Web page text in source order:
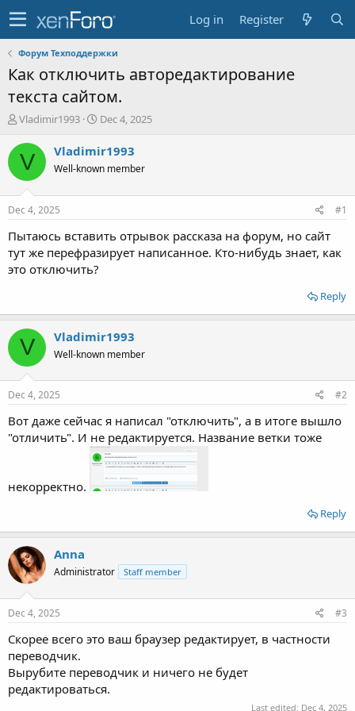
Log in Register
Форум Техподдержки
Как отключить авторедактирование
текста сайтом.
T
r
e
a
t
a
t
e
Vladimir1993
S
a
t
e
Dec 4, 2025
V Vladimir1993
Well-known member
Dec 4, 2025 #1
Пытаюсь вставить отрывок рассказа на форум, но сайт
тут же перефразирует написанное. Кто-нибудь знает, как
это отключить?
Reply
V Vladimir1993
Well-known member
Dec 4, 2025 #2
Вот даже сейчас я написал "отключить", а в итоге вышло
"отличить". И не редактируется. Название ветки тоже
некорректно.
Reply
Anna
Administrator Staff member
Dec 4, 2025 #3
Скорее всего это ваш браузер редактирует, в частности
переводчик.
Вырубите переводчик и ничего не будет
редактироваться.
Last edited: Dec 4, 2025